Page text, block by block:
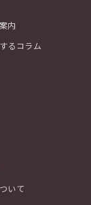
内
るコラム
いて